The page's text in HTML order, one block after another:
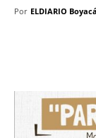
Por ELDIARIO Boyacá